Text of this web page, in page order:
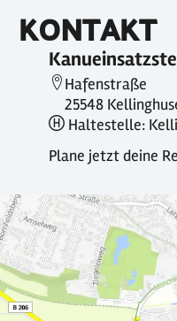
KONTAKT
Hafenstraße
25548
Haltestelle:
Plane jetzt deine